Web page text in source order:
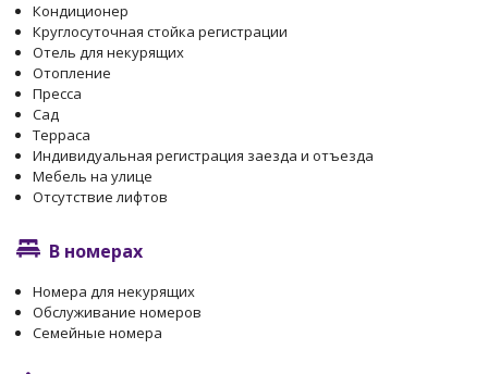
Кондиционер
Круглосуточная стойка регистрации
Отель для некурящих
Отопление
Пресса
Сад
Терраса
Индивидуальная регистрация заезда и отъезда
Мебель на улице
Отсутствие лифтов
В номерах
Номера для некурящих
Обслуживание номеров
Семейные номера